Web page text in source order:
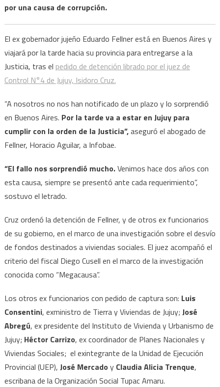
por una causa de corrupción.
El ex gobernador jujeño Eduardo Fellner está en Buenos Aires y
viajará por la tarde hacia su provincia para entregarse a la
Justicia, tras el pedido de detención librado por el juez de
Control N°4 de Jujuy, Isidoro Cruz.
“A nosotros no nos han notificado de un plazo y lo sorprendió
en Buenos Aires. Por la tarde va a estar en Jujuy para
cumplir con la orden de la Justicia”,aseguró el abogado de
Fellner, Horacio Aguilar, a Infobae.
“El fallo nos sorprendió mucho.Venimos hace dos años con
esta causa, siempre se presentó ante cada requerimiento”,
sostuvo el letrado.
Cruz ordenó la detención de Fellner, y de otros ex funcionarios
de su gobierno, en el marco de una investigación sobre el desvío
de fondos destinados a viviendas sociales. El juez acompañó el
criterio del fiscal Diego Cusell en el marco de la investigación
conocida como “Megacausa”.
Los otros ex funcionarios con pedido de captura son: Luis
Consentini, exministro de Tierra y Viviendas de Jujuy; José
Abregú, ex presidente del Instituto de Vivienda y Urbanismo de
Jujuy; Héctor Carrizo, ex coordinador de Planes Nacionales y
Viviendas Sociales; el exintegrante de la Unidad de Ejecución
Provincial (UEP), José Mercado y Claudia Alicia Trenque,
escribana de la Organización Social Tupac Amaru.